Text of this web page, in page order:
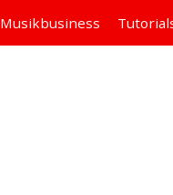
Musikbusiness